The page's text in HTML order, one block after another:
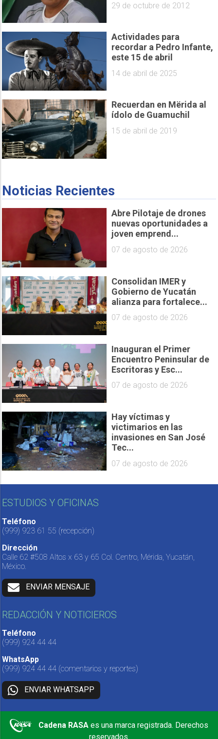
29 de octubre de 2012
Actividades para
recordar a Pedro Infante,
este 15 de abril
14 de abril de 2025
Recuerdan en Mërida al
ídolo de Guamuchil
15 de abril de 2019
Noticias Recientes
Abre Pilotaje de drones
nuevas oportunidades a
joven emprend...
07 de agosto de 2026
Consolidan IMER y
Gobierno de Yucatán
alianza para fortalece...
07 de agosto de 2026
Inauguran el Primer
Encuentro Peninsular de
Escritoras y Esc...
07 de agosto de 2026
Hay víctimas y
victimarios en las
invasiones en San José
Tec...
07 de agosto de 2026
ESTUDIOS Y OFICINAS
Teléfono
(999) 923 61 55 (recepción)
Dirección
Calle 62 #508 Altos x 63 y 65 Col. Centro, Mérida, Yucatán,
México.
ENVIAR MENSAJE
REDACCIÓN Y NOTICIEROS
Teléfono
(999) 924 44 44
WhatsApp
(999) 924 44 44 (comentarios y reportes)
ENVIAR WHATSAPP
Cadena RASA es una marca registrada. Derechos
reservados.